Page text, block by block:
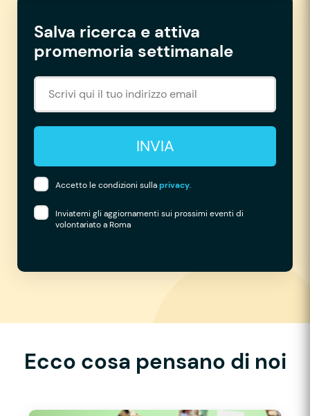
Salva ricerca e attiva
promemoria settimanale
INVIA
Accetto le condizioni sullaprivacy.
Inviatemi gli aggiornamenti sui prossimi eventi di
volontariato a Roma
Ecco cosa pensano di noi